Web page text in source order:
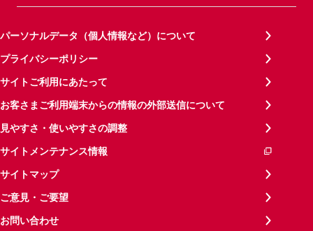
パーソナルデータ（個人情報など）について
プライバシーポリシー
サイトご利用にあたって
お客さまご利用端末からの情報の外部送信について
見やすさ・使いやすさの調整
サイトメンテナンス情報
サイトマップ
ご意見・ご要望
お問い合わせ